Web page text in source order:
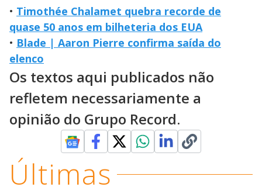
• Timothée Chalamet quebra recorde de
quase 50 anos em bilheteria dos EUA
• Blade | Aaron Pierre confirma saída do
elenco
Os textos aqui publicados não
refletem necessariamente a
opinião do Grupo Record.
Últimas